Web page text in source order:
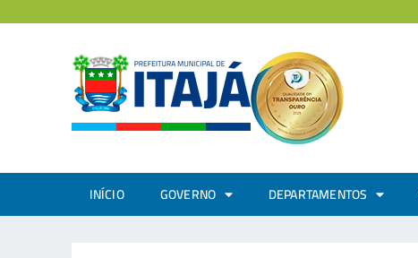
INÍCIO GOVERNO DEPARTAMENTOS